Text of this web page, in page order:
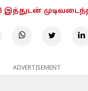
இத்துடன்
ADVERTISEMENT